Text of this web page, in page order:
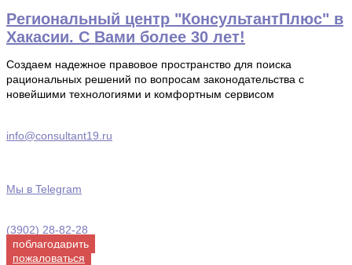
Перейти
к
содержимому
Региональный центр "КонсультантПлюс" в
Хакасии. С Вами более 30 лет!
Создаем надежное правовое пространство для поиска
рациональных решений по вопросам законодательства с
новейшими технологиями и комфортным сервисом
info@consultant19.ru
Мы в Telegram
(3902) 28-82-28
поблагодарить
пожаловаться